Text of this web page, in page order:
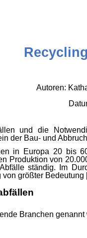
Autoren:
und die
der Bau- und
in Europa 20 bis
Produktion von
ständig. Im
größter Bedeutung
Branchen genannt